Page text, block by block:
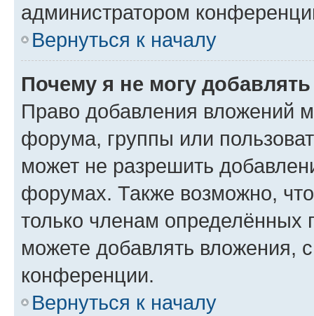
администратором
Вернуться к началу
Почему я не могу
Право добавления вложений
форума, группы или
может не разрешить
форумах. Также возможно,
только членам определённых
можете добавлять вложения,
конференции.
Вернуться к началу